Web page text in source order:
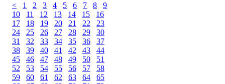
<
1 2 3 4 5 6 7 8
9
10
11 12 13 14 15
16
17
18 19 20 21 22
23
24
25 26 27 28 29
30
31
32 33 34 35 36
37
38
39 40 41 42 43
44
45
46 47 48 49 50
51
52
53 54 55 56 57
58
59
60 61 62 63 64
65